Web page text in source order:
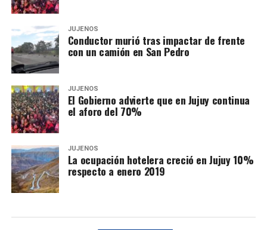
JUJEÑOS
Conductor murió tras impactar de frente
con un camión en San Pedro
JUJEÑOS
El Gobierno advierte que en Jujuy continua
el aforo del 70%
JUJEÑOS
La ocupación hotelera creció en Jujuy 10%
respecto a enero 2019